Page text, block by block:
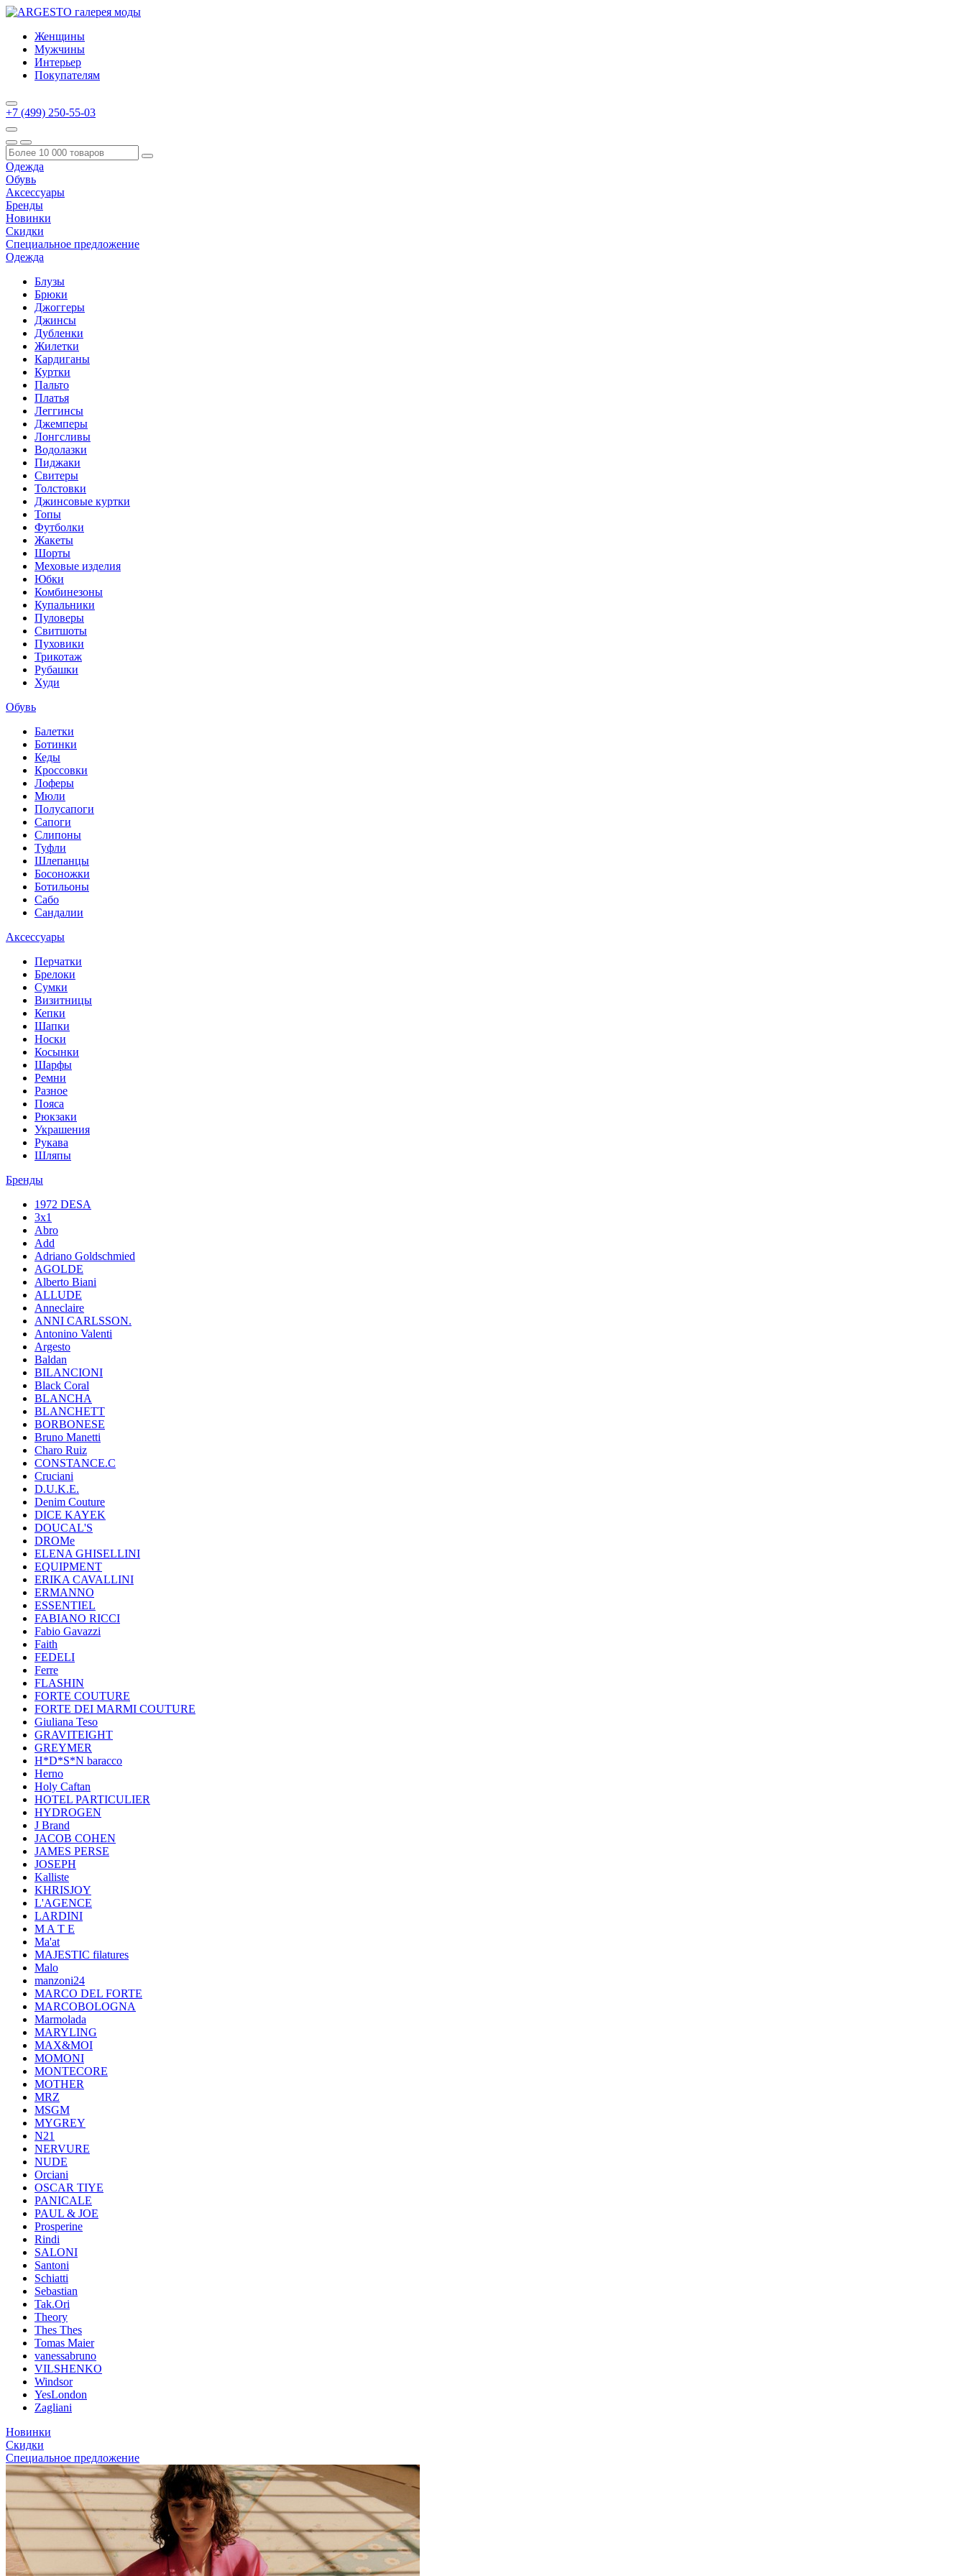
Женщины
Мужчины
Интерьер
Покупателям
+7 (499) 250-55-03
Одежда
Обувь
Аксессуары
Бренды
Новинки
Скидки
Специальное предложение
Одежда
Блузы
Брюки
Джоггеры
Джинсы
Дубленки
Жилетки
Кардиганы
Куртки
Пальто
Платья
Леггинсы
Джемперы
Лонгсливы
Водолазки
Пиджаки
Свитеры
Толстовки
Джинсовые куртки
Топы
Футболки
Жакеты
Шорты
Меховые изделия
Юбки
Комбинезоны
Купальники
Пуловеры
Свитшоты
Пуховики
Трикотаж
Рубашки
Худи
Обувь
Балетки
Ботинки
Кеды
Кроссовки
Лоферы
Мюли
Полусапоги
Сапоги
Слипоны
Туфли
Шлепанцы
Босоножки
Ботильоны
Сабо
Сандалии
Аксессуары
Перчатки
Брелоки
Сумки
Визитницы
Кепки
Шапки
Носки
Косынки
Шарфы
Ремни
Разное
Пояса
Рюкзаки
Украшения
Рукава
Шляпы
Бренды
1972 DESA
3x1
Abro
Add
Adriano Goldschmied
AGOLDE
Alberto Biani
ALLUDE
Anneclaire
ANNI CARLSSON.
Antonino Valenti
Argesto
Baldan
BILANCIONI
Black Coral
BLANCHA
BLANCHETT
BORBONESE
Bruno Manetti
Charo Ruiz
CONSTANCE.C
Cruciani
D.U.K.E.
Denim Couture
DICE KAYEK
DOUCAL'S
DROMe
ELENA GHISELLINI
EQUIPMENT
ERIKA CAVALLINI
ERMANNO
ESSENTIEL
FABIANO RICCI
Fabio Gavazzi
Faith
FEDELI
Ferre
FLASHIN
FORTE COUTURE
FORTE DEI MARMI COUTURE
Giuliana Teso
GRAVITEIGHT
GREYMER
H*D*S*N baracco
Herno
Holy Caftan
HOTEL PARTICULIER
HYDROGEN
J Brand
JACOB COHEN
JAMES PERSE
JOSEPH
Kalliste
KHRISJOY
L'AGENCE
LARDINI
M A T E
Ma'at
MAJESTIC filatures
Malo
manzoni24
MARCO DEL FORTE
MARCOBOLOGNA
Marmolada
MARYLING
MAX&MOI
MOMONI
MONTECORE
MOTHER
MRZ
MSGM
MYGREY
N21
NERVURE
NUDE
Orciani
OSCAR TIYE
PANICALE
PAUL & JOE
Prosperine
Rindi
SALONI
Santoni
Schiatti
Sebastian
Tak.Ori
Theory
Thes Thes
Tomas Maier
vanessabruno
VILSHENKO
Windsor
YesLondon
Zagliani
Новинки
Скидки
Специальное предложение